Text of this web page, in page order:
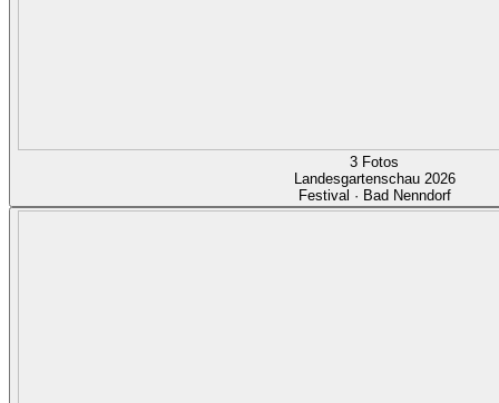
3 Fotos
Landesgartenschau 2026
Festival · Bad Nenndorf